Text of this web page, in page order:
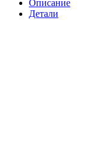
Описание
Детали